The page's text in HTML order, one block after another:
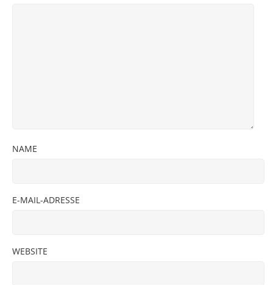
NAME
E-MAIL-ADRESSE
WEBSITE